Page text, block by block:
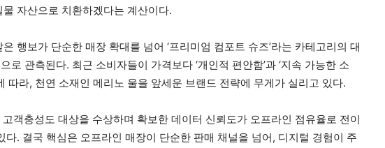
자산으로 치환하겠다는 계산이다.
행보가 단순한 매장 확대를 넘어 ‘프리미엄 컴포트 슈즈’라는 카테고리의 대
로 관측된다. 최근 소비자들이 가격보다 ‘개인적 편안함’과 ‘지속 가능한 소
따라, 천연 소재인 메리노 울을 앞세운 브랜드 전략에 무게가 실리고 있다.
객충성도 대상을 수상하며 확보한 데이터 신뢰도가 오프라인 점유율로 전이
다. 결국 핵심은 오프라인 매장이 단순한 판매 채널을 넘어, 디지털 경험이 주